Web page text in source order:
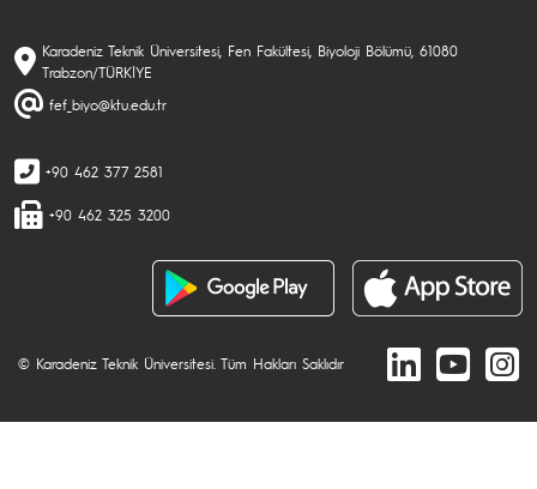
Karadeniz Teknik Üniversitesi, Fen Fakültesi, Biyoloji Bölümü, 61080
Trabzon/TÜRKİYE
fef_biyo@ktu.edu.tr
+90 462 377 2581
+90 462 325 3200
© Karadeniz Teknik Üniversitesi. Tüm Hakları Saklıdır